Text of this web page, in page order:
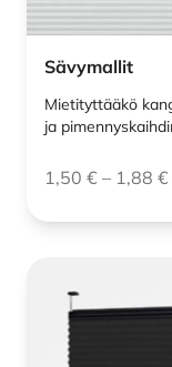
Sävymallit
Mietityttääkö
ja
1,50 € – 1,88 €